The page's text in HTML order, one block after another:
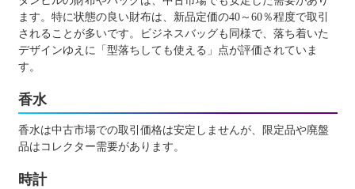
ます。特に状態の良い財布は、新品定価の40～60％程度で取引
されることが多いです。ビジネスバッグも同様で、落ち着いた
デザインゆえに「型落ちしても使える」点が評価されていま
す。
香水
香水は中古市場での取引価格は安定しませんが、限定品や廃盤
品はコレクター需要があります。
時計